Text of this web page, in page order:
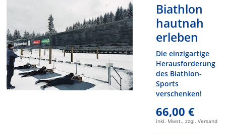
Biathlon
hautnah
erleben
Die einzigartige
Herausforderung
des Biathlon-
Sports
verschenken!
66,00 €
inkl. Mwst., zzgl. Versand